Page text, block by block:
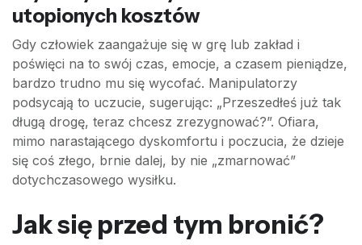
utopionych kosztów
Gdy człowiek zaangażuje się w grę lub zakład i
poświęci na to swój czas, emocje, a czasem pieniądze,
bardzo trudno mu się wycofać. Manipulatorzy
podsycają to uczucie, sugerując: „Przeszedłeś już tak
długą drogę, teraz chcesz zrezygnować?”. Ofiara,
mimo narastającego dyskomfortu i poczucia, że dzieje
się coś złego, brnie dalej, by nie „zmarnować”
dotychczasowego wysiłku.
Jak się przed tym bronić?